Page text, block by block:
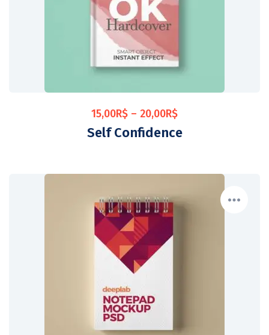
15,00R$ – 20,00R$
Self Confidence